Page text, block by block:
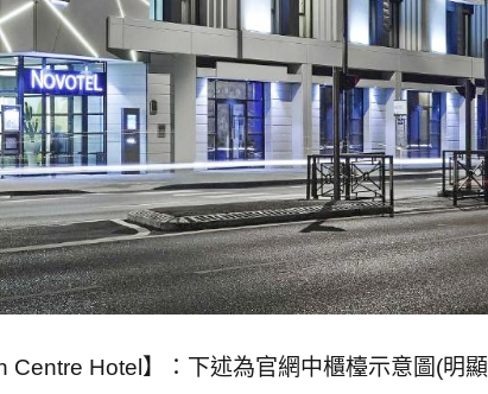
Centre Hotel】：下述為官網中櫃檯示意圖(明顯